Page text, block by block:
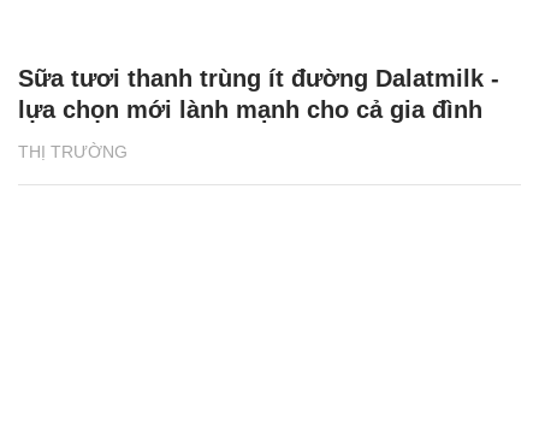
THỊ TRƯỜNG
Sữa tươi thanh trùng ít đường Dalatmilk -
lựa chọn mới lành mạnh cho cả gia đình